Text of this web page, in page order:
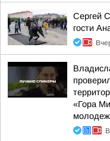
Сергей
гости
«Гора